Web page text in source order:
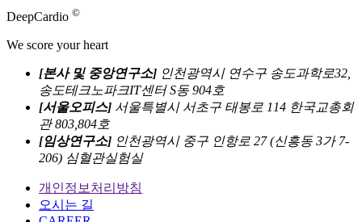
DeepCardio ©
We score your heart
[본사 및 중앙연구소] 인천광역시 연수구 송도과학로32,
송도테크노파크IT센터 S동 904호
[서울오피스] 서울특별시 서초구 태봉로 114 한국교총회
관 803,804호
[임상연구소] 인천광역시 중구 인항로 27 (신흥동 3가 7-
206) 심혈관실험실
개인정보처리방침
오시는 길